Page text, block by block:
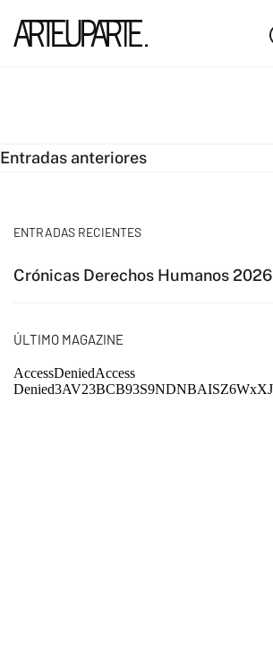
Navegación
entradas
Entradas anteriores
ENTRADAS RECIENTES
Crónicas Derechos Humanos 2026
ÚLTIMO MAGAZINE